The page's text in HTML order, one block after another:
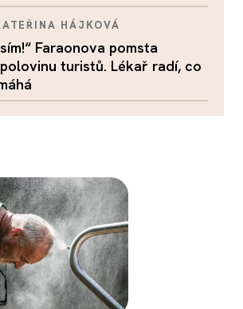
HÁJKOVÁ
Faraonova pomsta
turistů. Lékař radí, co